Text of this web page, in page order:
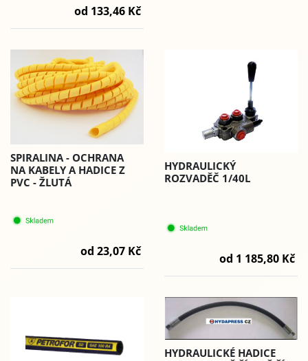
od 133,46 Kč
SPIRALINA - OCHRANA
NA KABELY A HADICE Z
PVC - ŽLUTÁ
od 23,07 Kč
HYDRAULICKÝ
ROZVADĚČ 1/40L
od 1 185,80 Kč
HYDRAULICKÉ HADICE